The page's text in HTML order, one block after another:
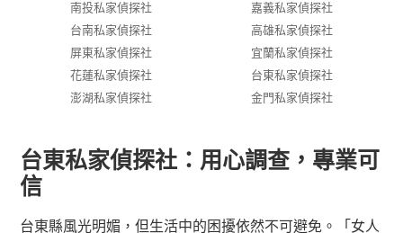
南投私家偵探社
嘉義私家偵探社
台南私家偵探社
高雄私家偵探社
屏東私家偵探社
宜蘭私家偵探社
花蓮私家偵探社
台東私家偵探社
澎湖私家偵探社
金門私家偵探社
台東私家偵探社：用心調查，專業可
信
台東縣風光明媚，但生活中的困擾依然不可避免。「女人